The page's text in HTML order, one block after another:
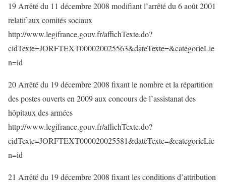
19 Arrêté du 11 décembre 2008 modifiant l’arrêté du 6 août 2001
relatif aux comités sociaux
http://www.legifrance.gouv.fr/affichTexte.do?
cidTexte=JORFTEXT000020025563&dateTexte=&categorieLie
n=id
20 Arrêté du 19 décembre 2008 fixant le nombre et la répartition
des postes ouverts en 2009 aux concours de l’assistanat des
hôpitaux des armées
http://www.legifrance.gouv.fr/affichTexte.do?
cidTexte=JORFTEXT000020025581&dateTexte=&categorieLie
n=id
21 Arrêté du 19 décembre 2008 fixant les conditions d’attribution